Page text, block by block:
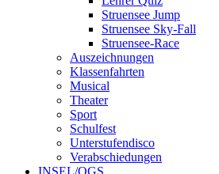
Struensee Jump
Struensee Sky-Fall
Struensee-Race
Auszeichnungen
Klassenfahrten
Musical
Theater
Sport
Schulfest
Unterstufendisco
Verabschiedungen
INSEL/OGS